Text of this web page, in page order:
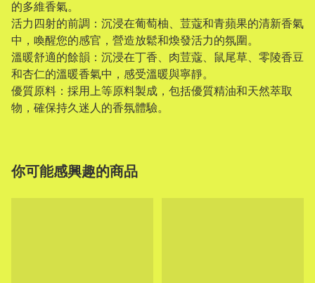
的多維香氣。
活力四射的前調：沉浸在葡萄柚、荳蔻和青蘋果的清新香氣
中，喚醒您的感官，營造放鬆和煥發活力的氛圍。
溫暖舒適的餘韻：沉浸在丁香、肉荳蔻、鼠尾草、零陵香豆
和杏仁的溫暖香氣中，感受溫暖與寧靜。
優質原料：採用上等原料製成，包括優質精油和天然萃取
物，確保持久迷人的香氛體驗。
你可能感興趣的商品